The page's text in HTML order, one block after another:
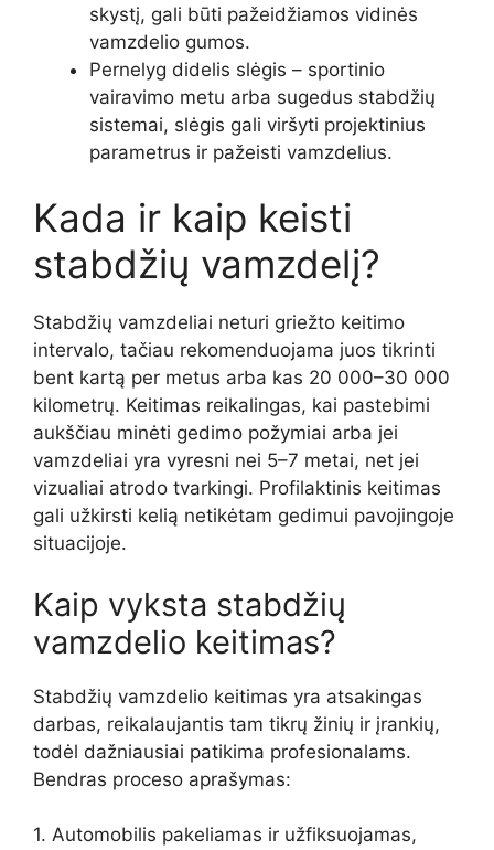
skystį, gali būti pažeidžiamos vidinės
vamzdelio gumos.
Pernelyg didelis slėgis – sportinio
vairavimo metu arba sugedus stabdžių
sistemai, slėgis gali viršyti projektinius
parametrus ir pažeisti vamzdelius.
Kada ir kaip keisti
stabdžių vamzdelį?
Stabdžių vamzdeliai neturi griežto keitimo
intervalo, tačiau rekomenduojama juos tikrinti
bent kartą per metus arba kas 20 000–30 000
kilometrų. Keitimas reikalingas, kai pastebimi
aukščiau minėti gedimo požymiai arba jei
vamzdeliai yra vyresni nei 5–7 metai, net jei
vizualiai atrodo tvarkingi. Profilaktinis keitimas
gali užkirsti kelią netikėtam gedimui pavojingoje
situacijoje.
Kaip vyksta stabdžių
vamzdelio keitimas?
Stabdžių vamzdelio keitimas yra atsakingas
darbas, reikalaujantis tam tikrų žinių ir įrankių,
todėl dažniausiai patikima profesionalams.
Bendras proceso aprašymas:
1. Automobilis pakeliamas ir užfiksuojamas,